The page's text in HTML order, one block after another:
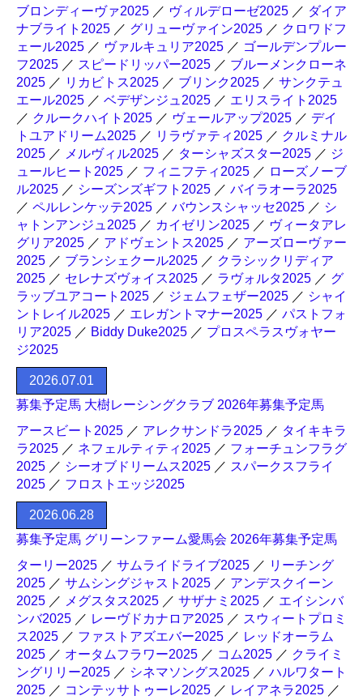
ブロンディーヴァ2025 ／ ヴィルデローゼ2025 ／ ダイア
ナブライト2025 ／ グリューヴァイン2025 ／ クロワドフ
ェール2025 ／ ヴァルキュリア2025 ／ ゴールデンプルー
フ2025 ／ スピードリッパー2025 ／ ブルーメンクローネ
2025 ／ リカビトス2025 ／ ブリンク2025 ／ サンクテュ
エール2025 ／ ベデザンジュ2025 ／ エリスライト2025
／ クルークハイト2025 ／ ヴェールアップ2025 ／ デイ
トユアドリーム2025 ／ リラヴァティ2025 ／ クルミナル
2025 ／ メルヴィル2025 ／ ターシャズスター2025 ／ ジ
ュールヒート2025 ／ フィニフティ2025 ／ ローズノーブ
ル2025 ／ シーズンズギフト2025 ／ バイラオーラ2025
／ ペルレンケッテ2025 ／ バウンスシャッセ2025 ／ シ
ャトンアンジュ2025 ／ カイゼリン2025 ／ ヴィータアレ
グリア2025 ／ アドヴェントス2025 ／ アーズローヴァー
2025 ／ ブランシェクール2025 ／ クラシックリディア
2025 ／ セレナズヴォイス2025 ／ ラヴォルタ2025 ／ グ
ラッブユアコート2025 ／ ジェムフェザー2025 ／ シャイ
ントレイル2025 ／ エレガントマナー2025 ／ パストフォ
リア2025 ／ Biddy Duke2025 ／ プロスペラスヴォヤー
ジ2025
2026.07.01
募集予定馬 大樹レーシングクラブ 2026年募集予定馬
アースビート2025 ／ アレクサンドラ2025 ／ タイキキラ
ラ2025 ／ ネフェルティティ2025 ／ フォーチュンフラグ
2025 ／ シーオブドリームス2025 ／ スパークスフライ
2025 ／ フロストエッジ2025
2026.06.28
募集予定馬 グリーンファーム愛馬会 2026年募集予定馬
ターリー2025 ／ サムライドライブ2025 ／ リーチング
2025 ／ サムシングジャスト2025 ／ アンデスクイーン
2025 ／ メグスタス2025 ／ サザナミ2025 ／ エイシンバ
ンバ2025 ／ レーヴドカナロア2025 ／ スウィートプロミ
ス2025 ／ ファストアズエバー2025 ／ レッドオーラム
2025 ／ オータムフラワー2025 ／ コム2025 ／ クライミ
ングリリー2025 ／ シネマソングス2025 ／ ハルワタート
2025 ／ コンテッサトゥーレ2025 ／ レイアネラ2025 ／